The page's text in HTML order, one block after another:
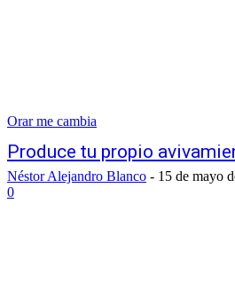
Orar me cambia
Produce tu propio
Néstor Alejandro Blanco - 15 de mayo
0